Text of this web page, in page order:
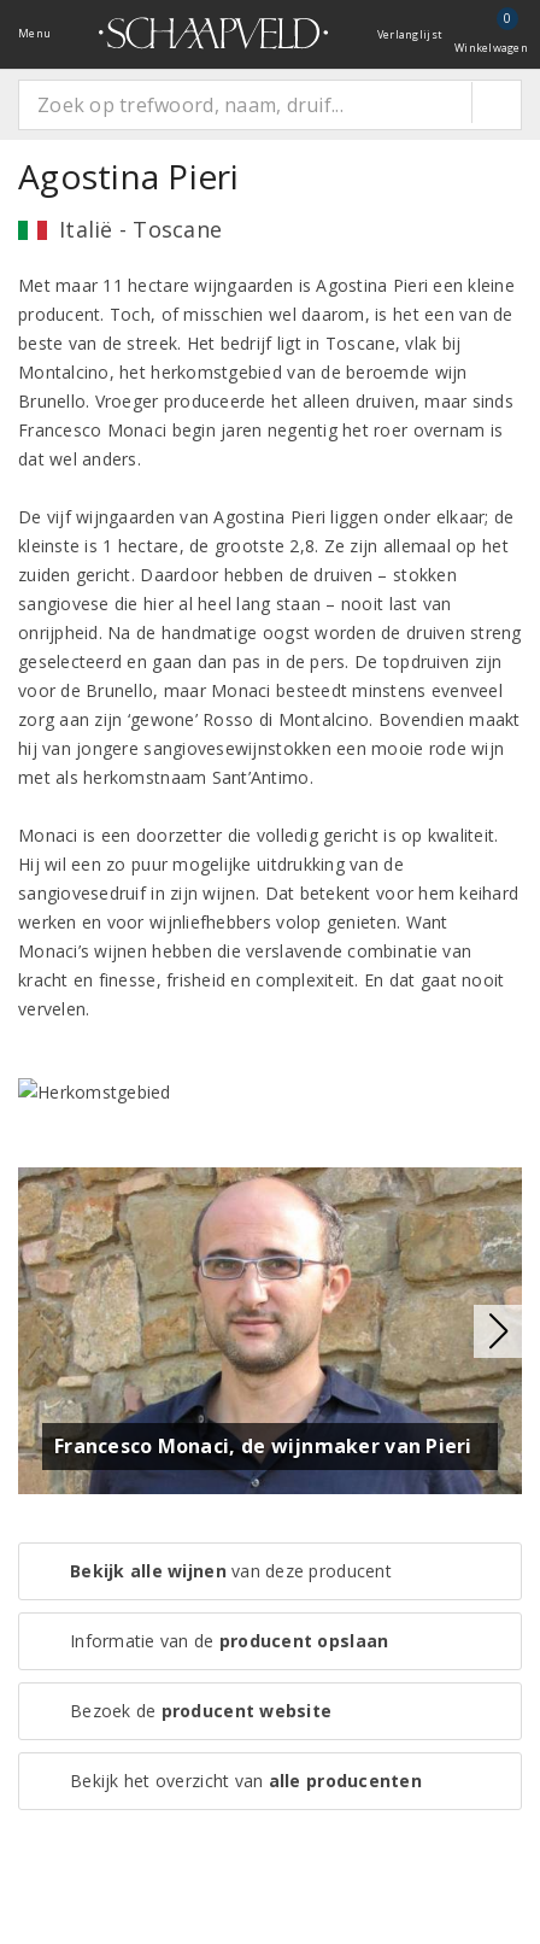
Menu Verlanglijst
0
Winkelwagen
Agostina Pieri
Italië - Toscane
Met maar 11 hectare wijngaarden is Agostina Pieri een kleine
producent. Toch, of misschien wel daarom, is het een van de
beste van de streek. Het bedrijf ligt in Toscane, vlak bij
Montalcino, het herkomstgebied van de beroemde wijn
Brunello. Vroeger produceerde het alleen druiven, maar sinds
Francesco Monaci begin jaren negentig het roer overnam is
dat wel anders.
De vijf wijngaarden van Agostina Pieri liggen onder elkaar; de
kleinste is 1 hectare, de grootste 2,8. Ze zijn allemaal op het
zuiden gericht. Daardoor hebben de druiven – stokken
sangiovese die hier al heel lang staan – nooit last van
onrijpheid. Na de handmatige oogst worden de druiven streng
geselecteerd en gaan dan pas in de pers. De topdruiven zijn
voor de Brunello, maar Monaci besteedt minstens evenveel
zorg aan zijn ‘gewone’ Rosso di Montalcino. Bovendien maakt
hij van jongere sangiovesewijnstokken een mooie rode wijn
met als herkomstnaam Sant’Antimo.
Monaci is een doorzetter die volledig gericht is op kwaliteit.
Hij wil een zo puur mogelijke uitdrukking van de
sangiovesedruif in zijn wijnen. Dat betekent voor hem keihard
werken en voor wijnliefhebbers volop genieten. Want
Monaci’s wijnen hebben die verslavende combinatie van
kracht en finesse, frisheid en complexiteit. En dat gaat nooit
vervelen.
Francesco Monaci, de wijnmaker van Pieri
Bekijk alle wijnenvan deze producent
Informatie van de producent opslaan
Bezoek de producent website
Bekijk het overzicht van alle producenten